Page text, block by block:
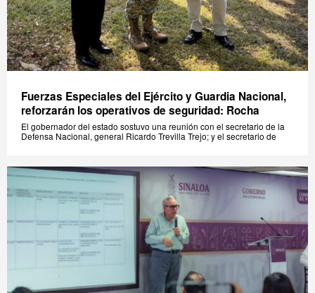
Fuerzas Especiales del Ejército y Guardia Nacional,
reforzarán los operativos de seguridad: Rocha
El gobernador del estado sostuvo una reunión con el secretario de la
Defensa Nacional, general Ricardo Trevilla Trejo; y el secretario de